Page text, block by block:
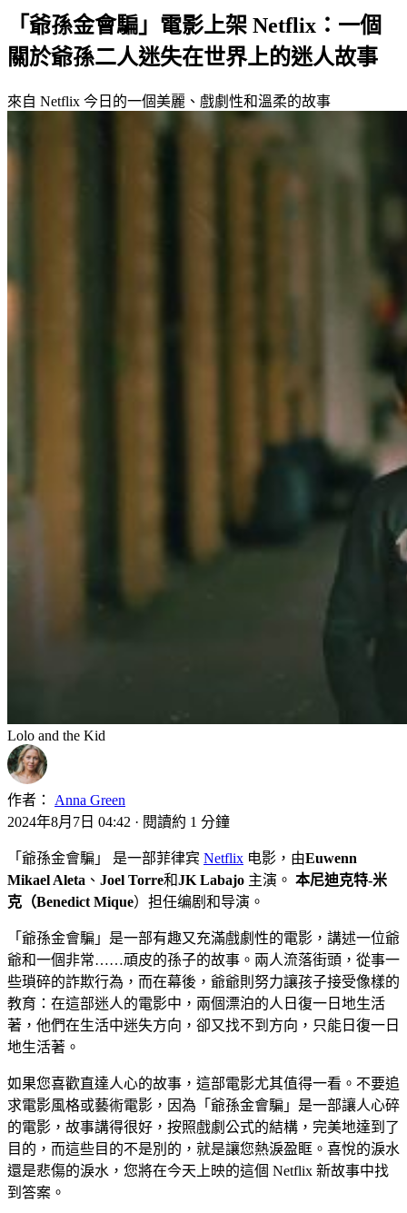
「爺孫金會騙」電影上架 Netflix：一個
關於爺孫二人迷失在世界上的迷人故事
來自 Netflix 今日的一個美麗、戲劇性和溫柔的故事
Lolo and the Kid
作者：
Anna Green
2024年8月7日 04:42 · 閱讀約 1 分鐘
「爺孫金會騙」 是一部菲律宾 Netflix 电影，由Euwenn
Mikael Aleta 、 Joel Torre和JK Labajo 主演。 本尼迪克特-米
克（Benedict Mique）担任编剧和导演。
「爺孫金會騙」是一部有趣又充滿戲劇性的電影，講述一位爺
爺和一個非常……頑皮的孫子的故事。兩人流落街頭，從事一
些瑣碎的詐欺行為，而在幕後，爺爺則努力讓孩子接受像樣的
教育：在這部迷人的電影中，兩個漂泊的人日復一日地生活
著，他們在生活中迷失方向，卻又找不到方向，只能日復一日
地生活著。
如果您喜歡直達人心的故事，這部電影尤其值得一看。不要追
求電影風格或藝術電影，因為「爺孫金會騙」是一部讓人心碎
的電影，故事講得很好，按照戲劇公式的結構，完美地達到了
目的，而這些目的不是別的，就是讓您熱淚盈眶。喜悅的淚水
還是悲傷的淚水，您將在今天上映的這個 Netflix 新故事中找
到答案。